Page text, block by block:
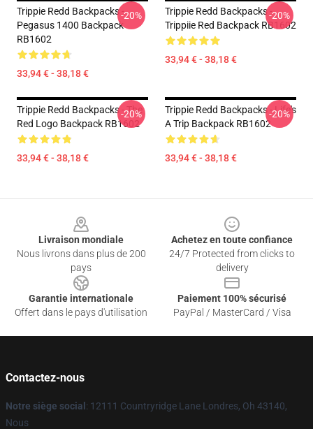
Trippie Redd Backpacks -
Pegasus 1400 Backpack
RB1602
33,94 € - 38,18 €
-20%
Trippie Redd Backpacks -
Trippiie Red Backpack RB1602
33,94 € - 38,18 €
-20%
Trippie Redd Backpacks - The
Red Logo Backpack RB1602
33,94 € - 38,18 €
-20%
Trippie Redd Backpacks - Life's
A Trip Backpack RB1602
33,94 € - 38,18 €
-20%
Livraison mondiale
Nous livrons dans plus de 200
pays
Achetez en toute confiance
24/7 Protected from clicks to
delivery
Garantie internationale
Offert dans le pays d'utilisation
Paiement 100% sécurisé
PayPal / MasterCard / Visa
Contactez-nous
Notre siège social : 12111 Countryridge Lane Londres, Oh 43140,
Nous